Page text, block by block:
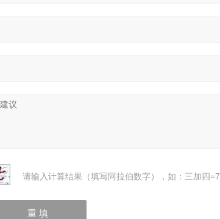
请输入计算结果（填写阿拉伯数字），如：三加四=7